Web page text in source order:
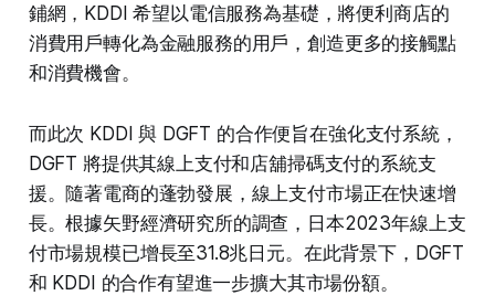
鋪網，KDDI 希望以電信服務為基礎，將便利商店的
消費用戶轉化為金融服務的用戶，創造更多的接觸點
和消費機會。
而此次 KDDI 與 DGFT 的合作便旨在強化支付系統，
DGFT 將提供其線上支付和店舖掃碼支付的系統支
援。隨著電商的蓬勃發展，線上支付市場正在快速增
長。根據矢野經濟研究所的調查，日本2023年線上支
付市場規模已增長至31.8兆日元。在此背景下，DGFT
和 KDDI 的合作有望進一步擴大其市場份額。